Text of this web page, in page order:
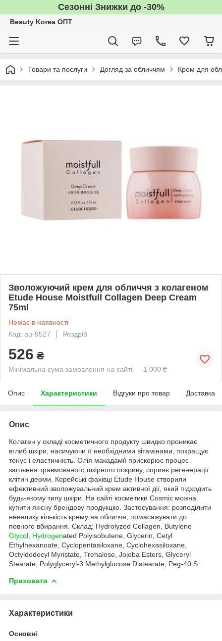
Сезонні Знижки до -30%
Beauty Korea ОПТ
Товари та послуги Догляд за обличчям Крем для
Зволожуючий крем для обличчя з колагеном
Etude House Moistfull Collagen Deep Cream
75ml
Немає в наявності
Код: au-9527
Роздріб
526 ₴
Мінімальна сума замовлення на сайті — 1 000 ₴
Опис Характеристики Відгуки про товар Доставка
Опис
Колаген у складі косметичного продукту швидко проникає
вглиб шкіри, насичуючи її необхідними вітамінами, покращує
тонус і еластичність. Олія макадамії прискорює процес
загоєння травмованого шкірного покриву, сприяє регенерації
клітин дерми. Корейські фахівці Etude House створили
ефективний зволожувальний крем активної дії, який підходить
будь-якому типу шкіри. На сайті косметики Cosmic можна
купити якісну брендову продукцію. Застосування: розподілити
невелику кількість крему на обличчя, помасажувати до
повного вбирання. Склад: Hydrolyzed Collagen, Butylene
Glycol, Hydrogenated Polyisobutene, Glycerin, Cetyl
Ethylhexanoate, Cyclopentasiloxane, Cyclohexasiloxane,
Octyldodecyl Myristate, Trehalose, Jojoba Esters, Glyceryl
Stearate, Polyglyceryl-3 Methylglucose Distearate, Peg-40 S.
Приховати
Характеристики
Основні